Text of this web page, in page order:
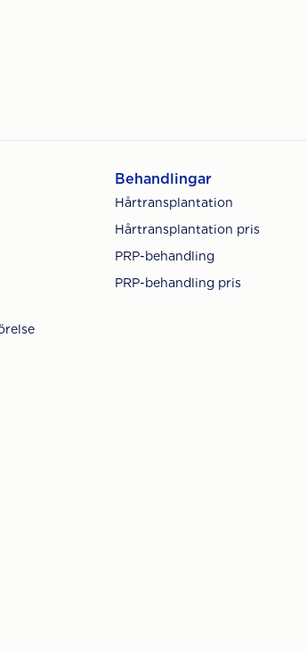
Behandlingar
Hårtransplantation
Hårtransplantation pris
PRP-behandling
PRP-behandling pris